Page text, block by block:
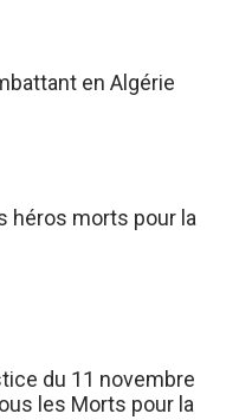
en Algérie
héros morts pour la
du 11 novembre
les Morts pour la